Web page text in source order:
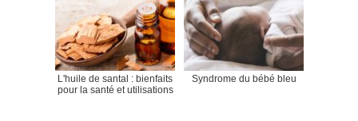
L'huile de santal : bienfaits
pour la santé et utilisations
Syndrome du bébé bleu